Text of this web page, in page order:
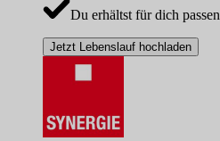
Du erhältst für dich
Jetzt Lebenslauf hochladen